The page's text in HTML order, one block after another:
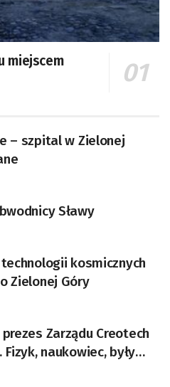
miejscem
– szpital w Zielonej
Sławy
kosmicznych
Zielonej Góry
Zarządu Creotech
Genewie,